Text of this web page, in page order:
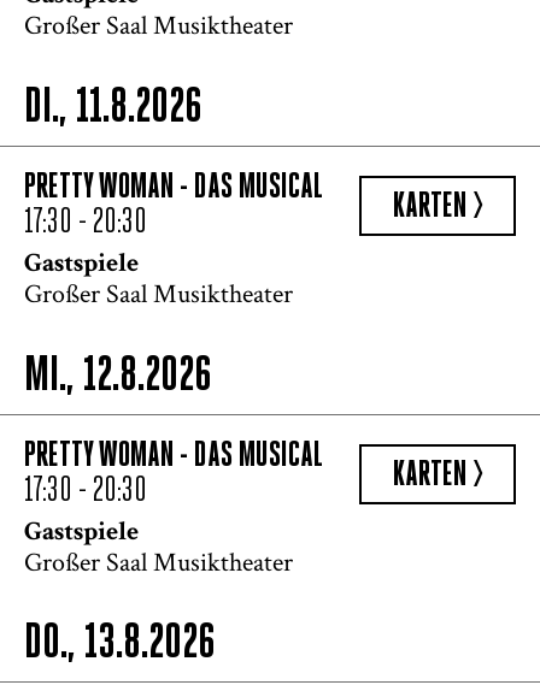
Großer Saal Musiktheater
DI., 11.8.2026
PRETTY WOMAN - DAS MUSICAL
17:30 - 20:30
KARTEN >
Gastspiele
Großer Saal Musiktheater
MI., 12.8.2026
PRETTY WOMAN - DAS MUSICAL
17:30 - 20:30
KARTEN >
Gastspiele
Großer Saal Musiktheater
DO., 13.8.2026